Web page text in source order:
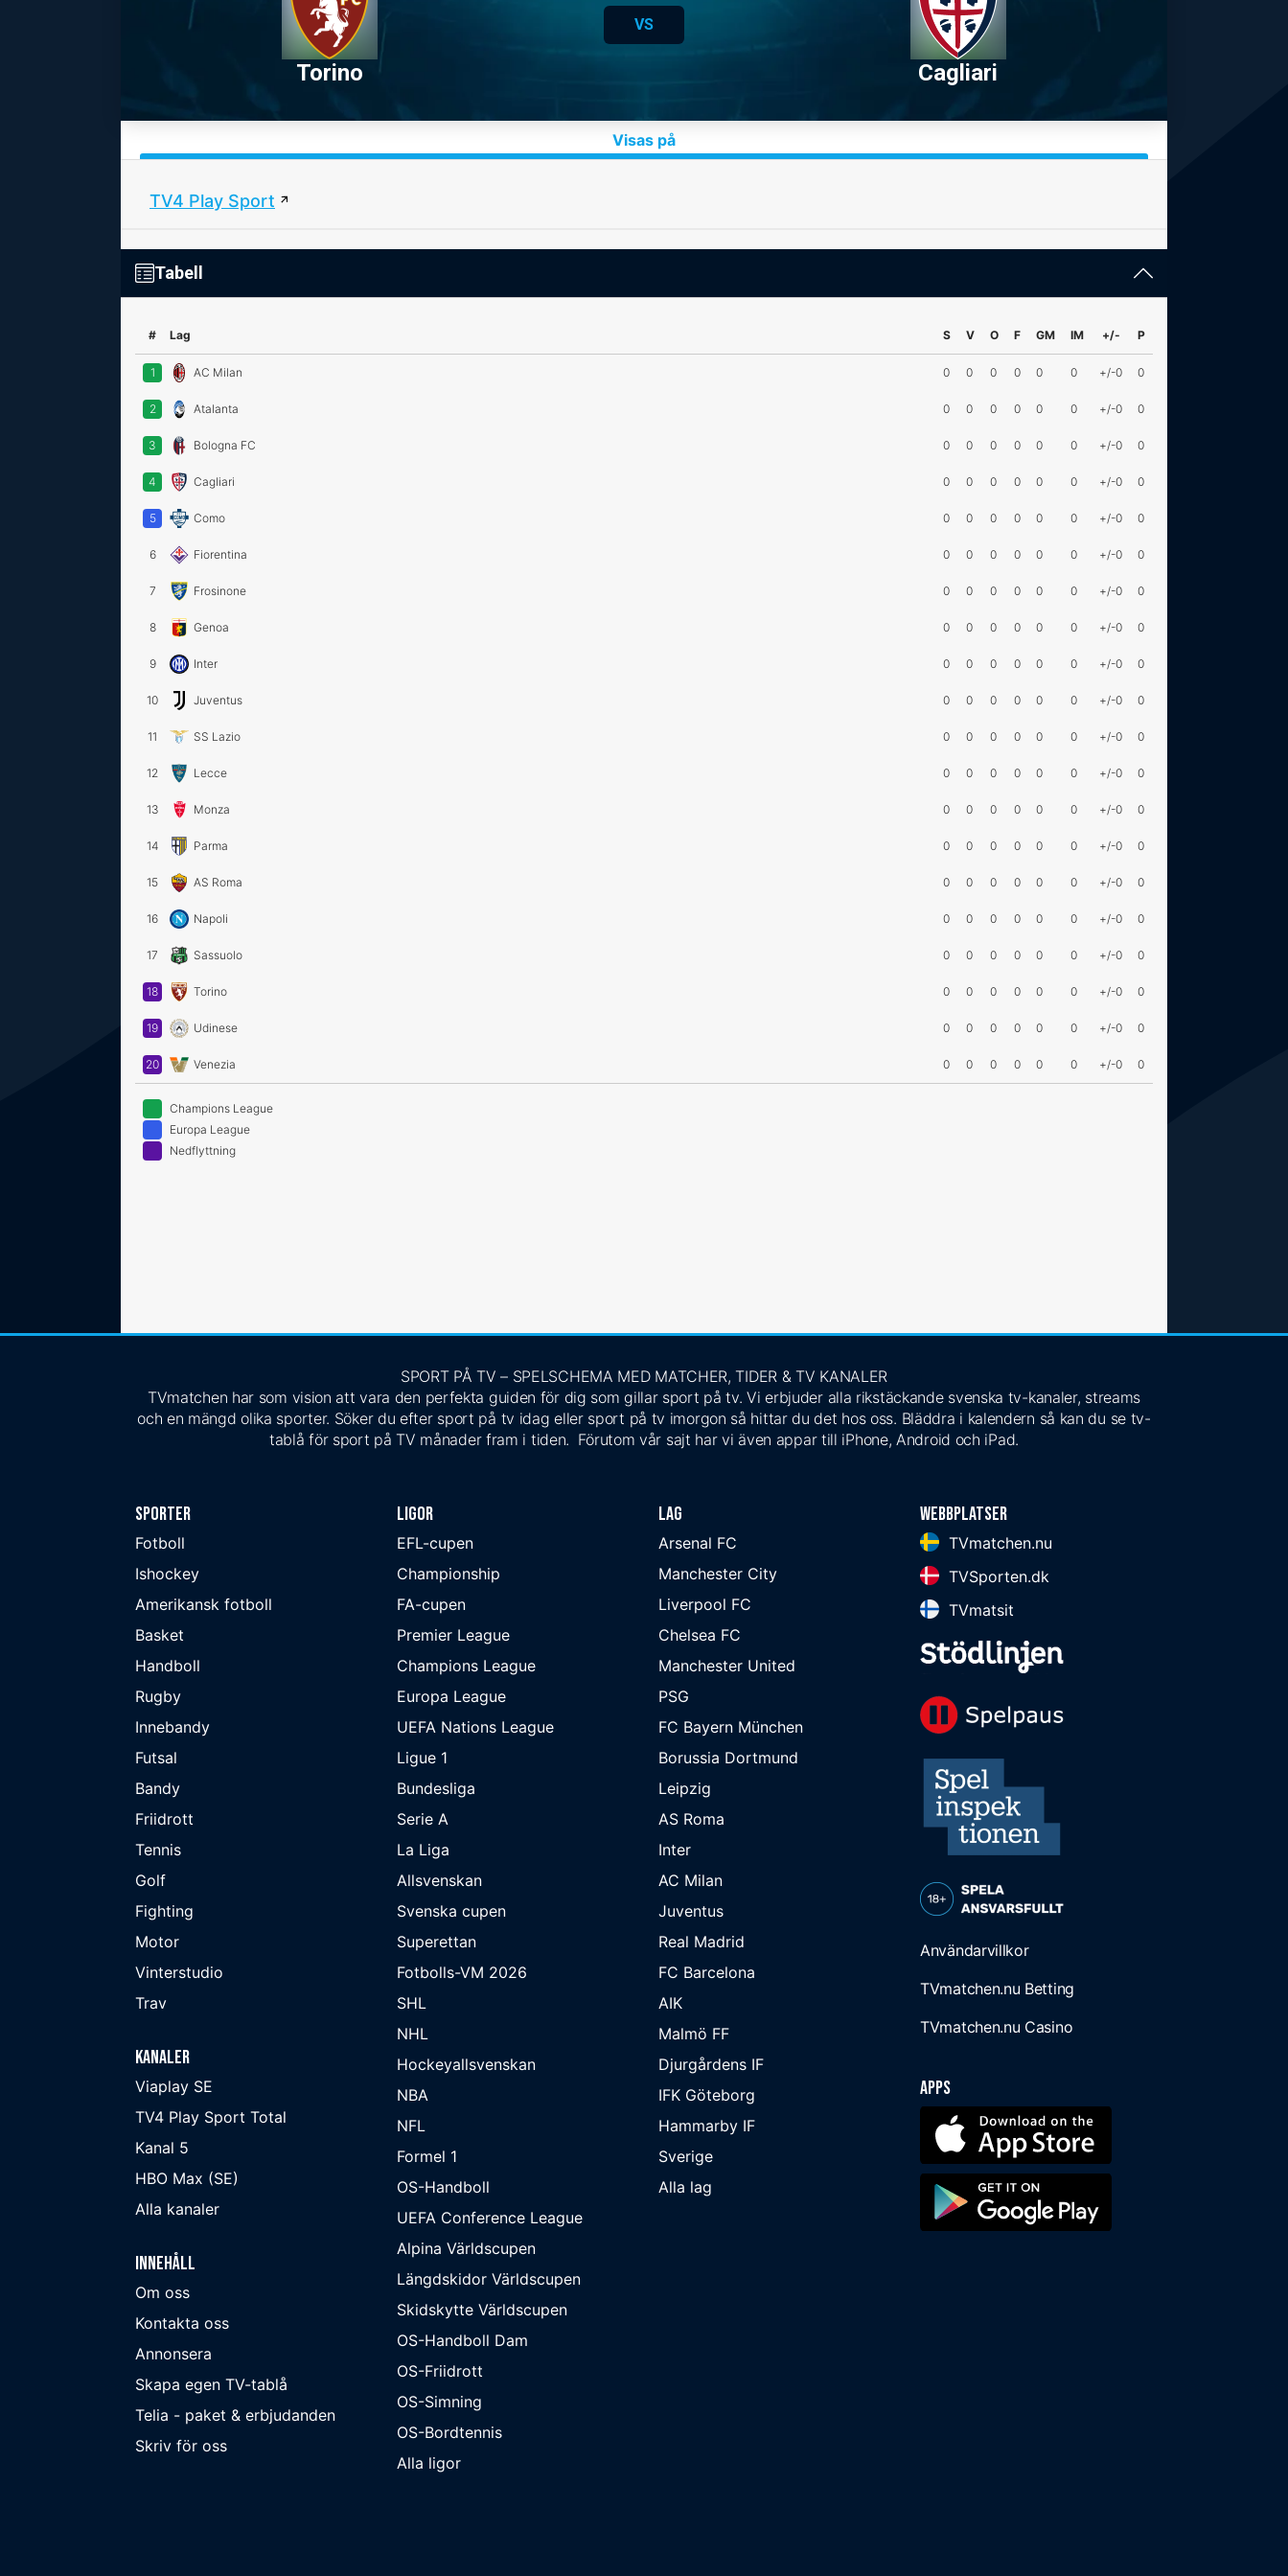
Torino
VS
Cagliari
Visas på
TV4 Play Sport
Tabell
# Lag S V O F GM IM +/- P
1 AC Milan 0 0 0 0 0 0 +/-0 0
2 Atalanta 0 0 0 0 0 0 +/-0 0
3 Bologna FC 0 0 0 0 0 0 +/-0 0
4 Cagliari 0 0 0 0 0 0 +/-0 0
5 Como 0 0 0 0 0 0 +/-0 0
6 Fiorentina 0 0 0 0 0 0 +/-0 0
7 Frosinone 0 0 0 0 0 0 +/-0 0
8 Genoa 0 0 0 0 0 0 +/-0 0
9 Inter 0 0 0 0 0 0 +/-0 0
10 Juventus 0 0 0 0 0 0 +/-0 0
11 SS Lazio 0 0 0 0 0 0 +/-0 0
12 Lecce 0 0 0 0 0 0 +/-0 0
13 Monza 0 0 0 0 0 0 +/-0 0
14 Parma 0 0 0 0 0 0 +/-0 0
15 AS Roma 0 0 0 0 0 0 +/-0 0
16 Napoli 0 0 0 0 0 0 +/-0 0
17 Sassuolo 0 0 0 0 0 0 +/-0 0
18 Torino 0 0 0 0 0 0 +/-0 0
19 Udinese 0 0 0 0 0 0 +/-0 0
20 Venezia 0 0 0 0 0 0 +/-0 0
Champions League
Europa League
Nedflyttning
SPORT PÅ TV – SPELSCHEMA MED MATCHER, TIDER & TV KANALER
TVmatchen har som vision att vara den perfekta guiden för dig som gillar sport på tv. Vi erbjuder alla rikstäckande svenska tv-kanaler, streams
och en mängd olika sporter. Söker du efter sport på tv idag eller sport på tv imorgon så hittar du det hos oss. Bläddra i kalendern så kan du se tv-
tablå för sport på TV månader fram i tiden. Förutom vår sajt har vi även appar till iPhone, Android och iPad.
Sporter
Fotboll
Ishockey
Amerikansk fotboll
Basket
Handboll
Rugby
Innebandy
Futsal
Bandy
Friidrott
Tennis
Golf
Fighting
Motor
Vinterstudio
Trav
Kanaler
Viaplay SE
TV4 Play Sport Total
Kanal 5
HBO Max (SE)
Alla kanaler
Innehåll
Om oss
Kontakta oss
Annonsera
Skapa egen TV-tablå
Telia - paket & erbjudanden
Skriv för oss
Ligor
EFL-cupen
Championship
FA-cupen
Premier League
Champions League
Europa League
UEFA Nations League
Ligue 1
Bundesliga
Serie A
La Liga
Allsvenskan
Svenska cupen
Superettan
Fotbolls-VM 2026
SHL
NHL
Hockeyallsvenskan
NBA
NFL
Formel 1
OS-Handboll
UEFA Conference League
Alpina Världscupen
Längdskidor Världscupen
Skidskytte Världscupen
OS-Handboll Dam
OS-Friidrott
OS-Simning
OS-Bordtennis
Alla ligor
Lag
Arsenal FC
Manchester City
Liverpool FC
Chelsea FC
Manchester United
PSG
FC Bayern München
Borussia Dortmund
Leipzig
AS Roma
Inter
AC Milan
Juventus
Real Madrid
FC Barcelona
AIK
Malmö FF
Djurgårdens IF
IFK Göteborg
Hammarby IF
Sverige
Alla lag
Webbplatser
TVmatchen.nu
TVSporten.dk
TVmatsit
Användarvillkor
TVmatchen.nu Betting
TVmatchen.nu Casino
Apps